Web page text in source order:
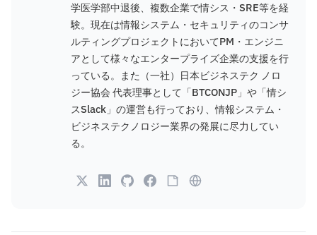
学医学部中退後、複数企業で情シス・SRE等を経
験。現在は情報システム・セキュリティのコンサ
ルティングプロジェクトにおいてPM・エンジニ
アとして様々なエンタープライズ企業の支援を行
っている。また（一社）日本ビジネステク ノロ
ジー協会 代表理事として「BTCONJP」や「情シ
スSlack」の運営も行っており、情報システム・
ビジネステクノロジー業界の発展に尽力してい
る。